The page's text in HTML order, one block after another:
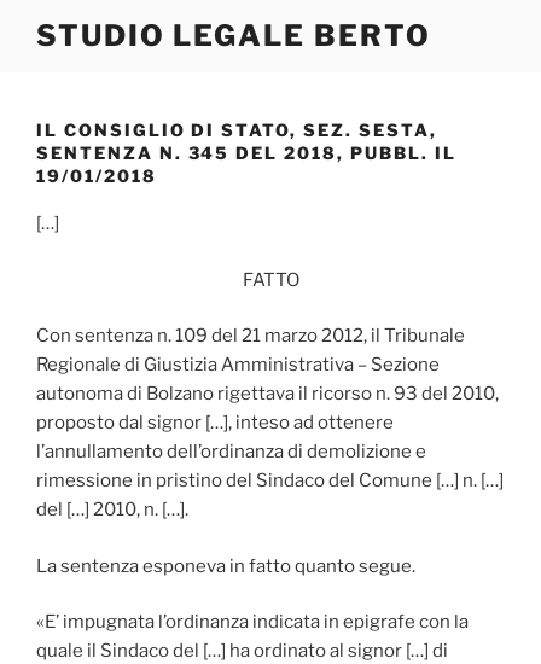
STUDIO LEGALE BERTO
IL CONSIGLIO DI STATO, SEZ. SESTA,
SENTENZA N. 345 DEL 2018, PUBBL. IL
19/01/2018
[…]
FATTO
Con sentenza n. 109 del 21 marzo 2012, il Tribunale
Regionale di Giustizia Amministrativa – Sezione
autonoma di Bolzano rigettava il ricorso n. 93 del 2010,
proposto dal signor […], inteso ad ottenere
l’annullamento dell’ordinanza di demolizione e
rimessione in pristino del Sindaco del Comune […] n. […]
del […] 2010, n. […].
La sentenza esponeva in fatto quanto segue.
«E’ impugnata l’ordinanza indicata in epigrafe con la
quale il Sindaco del […] ha ordinato al signor […] di